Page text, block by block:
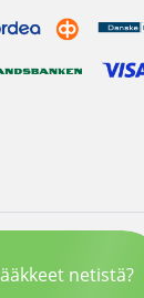
netistä?
Apteekki